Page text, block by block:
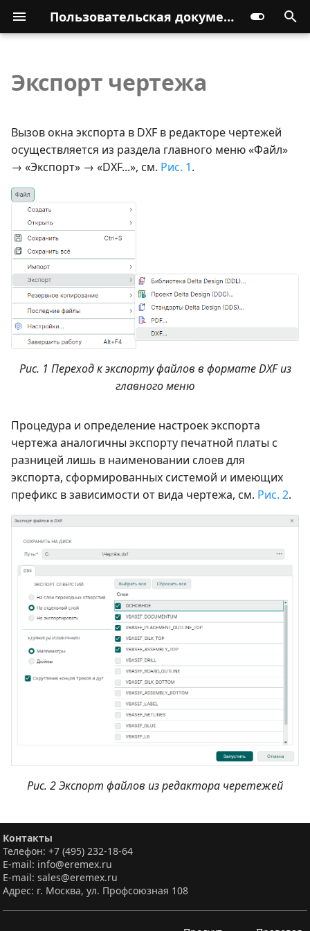
Пользовательская документация
Экспорт чертежа
Вызов окна экспорта в DXF в редакторе чертежей
осуществляется из раздела главного меню «Файл»
→ «Экспорт» → «DXF...», см. Рис. 1.
Рис. 1 Переход к экспорту файлов в формате DXF из
главного меню
Процедура и определение настроек экспорта
чертежа аналогичны экспорту печатной платы с
разницей лишь в наименовании слоев для
экспорта, сформированных системой и имеющих
префикс в зависимости от вида чертежа, см. Рис. 2.
Рис. 2 Экспорт файлов из редактора черетежей
Контакты
Телефон: +7 (495) 232-18-64
E-mail: info@eremex.ru
E-mail: sales@eremex.ru
Адрес: г. Москва, ул. Профсоюзная 108